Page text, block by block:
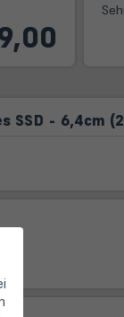
SSD - 6,4cm